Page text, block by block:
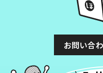
お問い合